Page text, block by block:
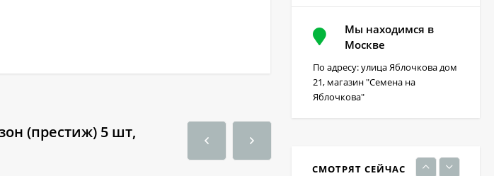
(престиж) 5 шт,
Мы находимся в
Москве
По адресу: улица Яблочкова дом
21, магазин "Семена на
Яблочкова"
СМОТРЯТ СЕЙЧАС
220₽
230